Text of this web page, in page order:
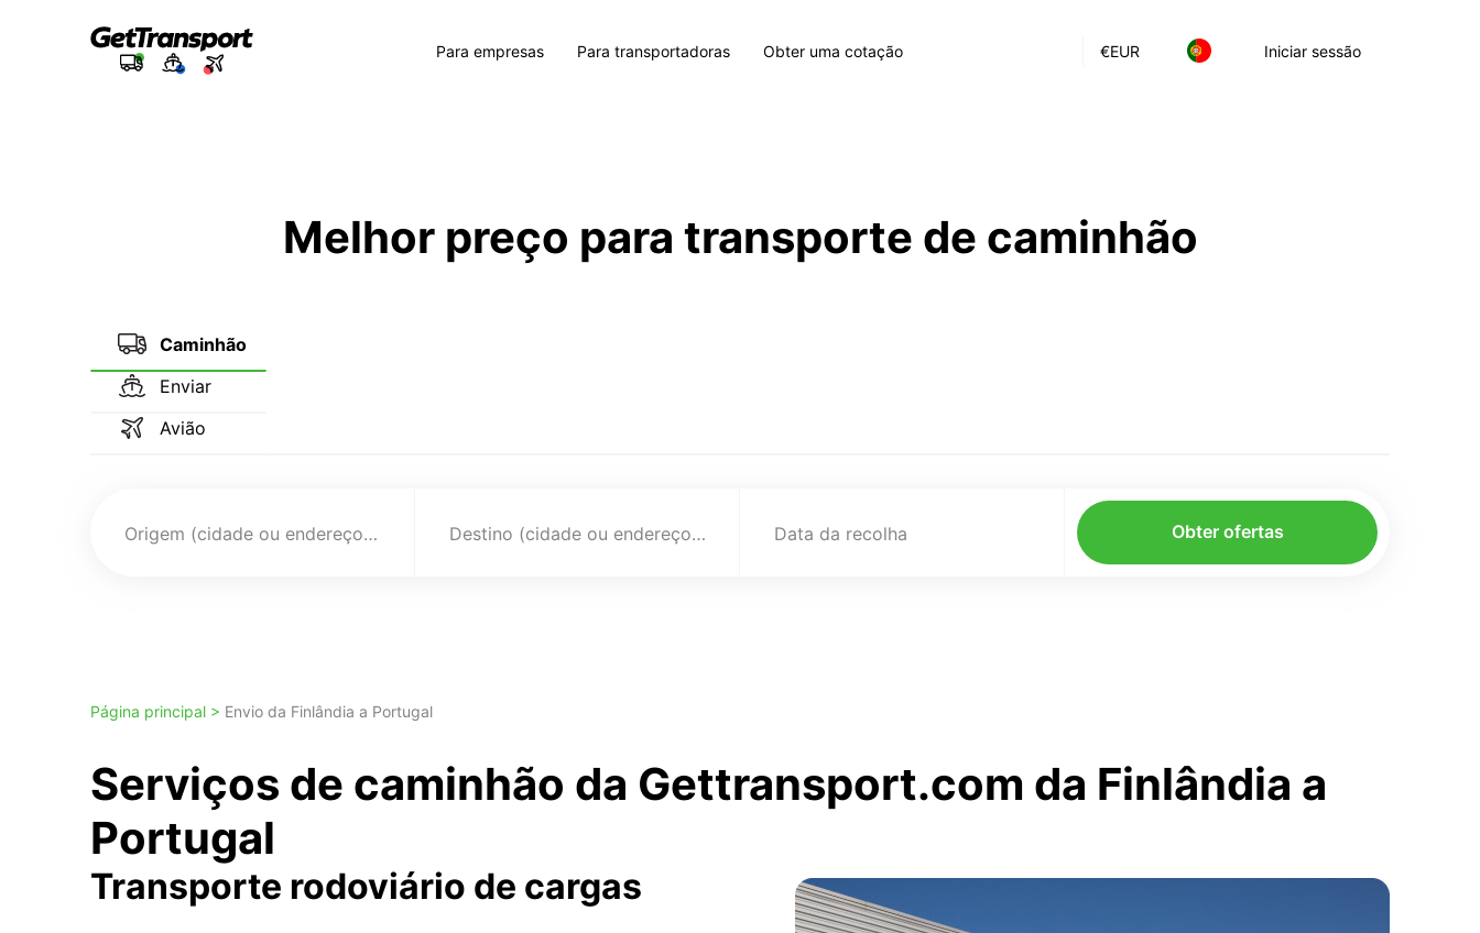
€EUR Iniciar sessão
Para empresas Para transportadoras Obter uma cotação
Melhor preço para transporte de caminhão
Caminhão
Enviar
Avião
Origem (cidade ou endereço) Destino (cidade ou endereço) Data da recolha Obter ofertas
Página principal > Envio da Finlândia a Portugal
Serviços de caminhão da Gettransport.com da Finlândia a
Portugal
Transporte rodoviário de cargas